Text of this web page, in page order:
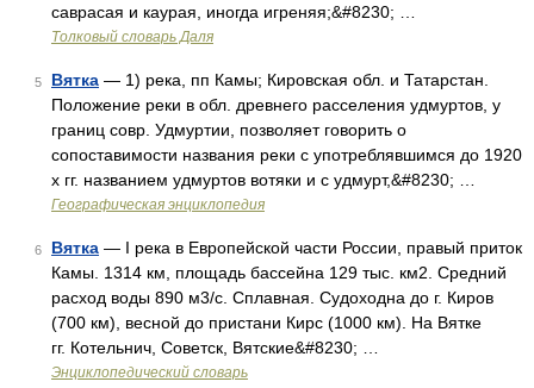
саврасая и каурая, иногда игреняя;&#8230; …
Толковый словарь Даля
5 Вятка — 1) река, пп Камы; Кировская обл. и Татарстан.
Положение реки в обл. древнего расселения удмуртов, у
границ совр. Удмуртии, позволяет говорить о
сопоставимости названия реки с употреблявшимся до 1920
х гг. названием удмуртов вотяки и с удмурт,&#8230; …
Географическая энциклопедия
6 Вятка — I река в Европейской части России, правый приток
Камы. 1314 км, площадь бассейна 129 тыс. км2. Средний
расход воды 890 м3/с. Сплавная. Судоходна до г. Киров
(700 км), весной до пристани Кирс (1000 км). На Вятке
гг. Котельнич, Советск, Вятские&#8230; …
Энциклопедический словарь